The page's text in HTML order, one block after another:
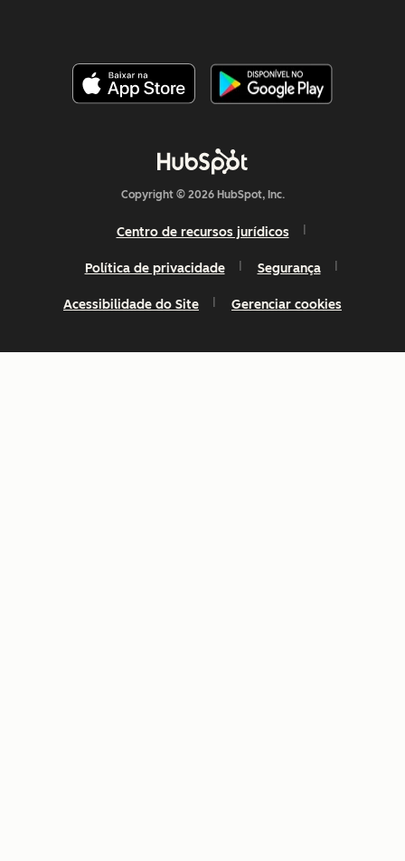
Copyright © 2026 HubSpot, Inc.
Centro de recursos jurídicos
Política de privacidade Segurança
Acessibilidade do Site Gerenciar cookies